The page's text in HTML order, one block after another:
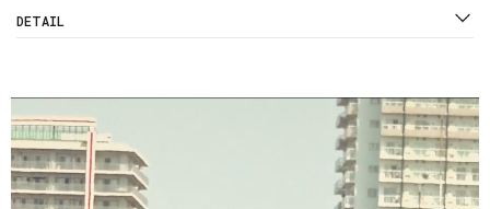
DETAIL